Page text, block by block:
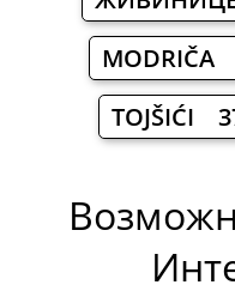
MODRIČA
TOJŠIĆI